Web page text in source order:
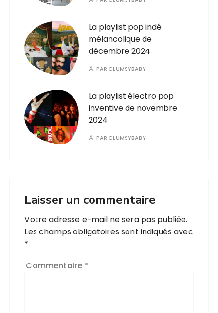
La playlist pop indé
mélancolique de
décembre 2024
PAR CLUMSYBABY
La playlist électro pop
inventive de novembre
2024
PAR CLUMSYBABY
Laisser un commentaire
Votre adresse e-mail ne sera pas publiée.
Les champs obligatoires sont indiqués avec
*
Commentaire *